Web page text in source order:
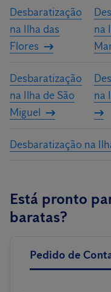
Desbaratização
na Ilha das
Flores
na
Desbaratização
na Ilha de São
Miguel
na
Desbaratização na
Está pronto
baratas?
Pedido de